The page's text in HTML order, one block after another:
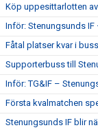
Köp uppesittarlotten av
Inför: Stenungsunds IF
Fåtal platser kvar i
Supporterbuss till
Inför: TG&IF –
Första kvalmatchen
Stenungsunds IF blir